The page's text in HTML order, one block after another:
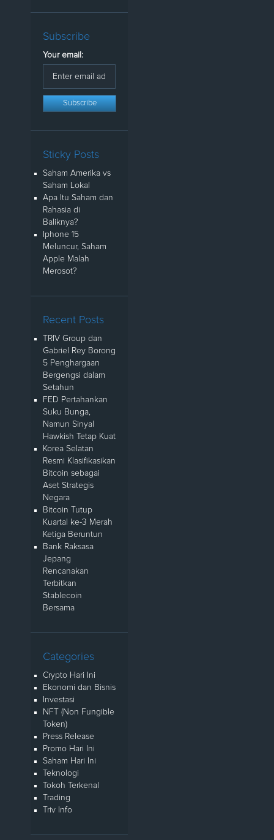
Subscribe
Your email:
Sticky Posts
Saham Amerika vs
Saham Lokal
Apa Itu Saham dan
Rahasia di
Baliknya?
Iphone 15
Meluncur, Saham
Apple Malah
Merosot?
Recent Posts
TRIV Group dan
Gabriel Rey Borong
5 Penghargaan
Bergengsi dalam
Setahun
FED Pertahankan
Suku Bunga,
Namun Sinyal
Hawkish Tetap Kuat
Korea Selatan
Resmi Klasifikasikan
Bitcoin sebagai
Aset Strategis
Negara
Bitcoin Tutup
Kuartal ke-3 Merah
Ketiga Beruntun
Bank Raksasa
Jepang
Rencanakan
Terbitkan
Stablecoin
Bersama
Categories
Crypto Hari Ini
Ekonomi dan Bisnis
Investasi
NFT (Non Fungible
Token)
Press Release
Promo Hari Ini
Saham Hari Ini
Teknologi
Tokoh Terkenal
Trading
Triv Info